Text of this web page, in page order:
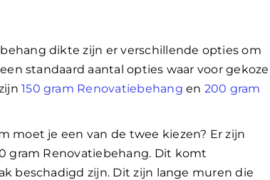
dikte zijn er verschillende opties om
standaard aantal opties waar voor
150 gram Renovatiebehang en 200 gram
moet je een van de twee kiezen? Er zijn
gram Renovatiebehang. Dit komt
beschadigd zijn. Dit zijn lange muren die